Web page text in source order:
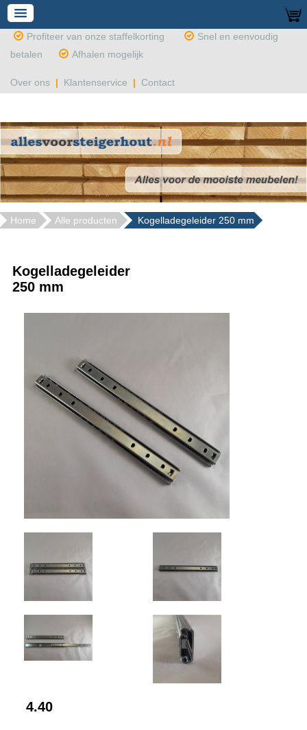
Profiteer van onze staffelkorting
Snel en eenvoudig
betalen
Afhalen mogelijk
Over ons | Klantenservice | Contact
Home Alle producten Kogelladegeleider 250 mm
Kogelladegeleider
250 mm
4.40